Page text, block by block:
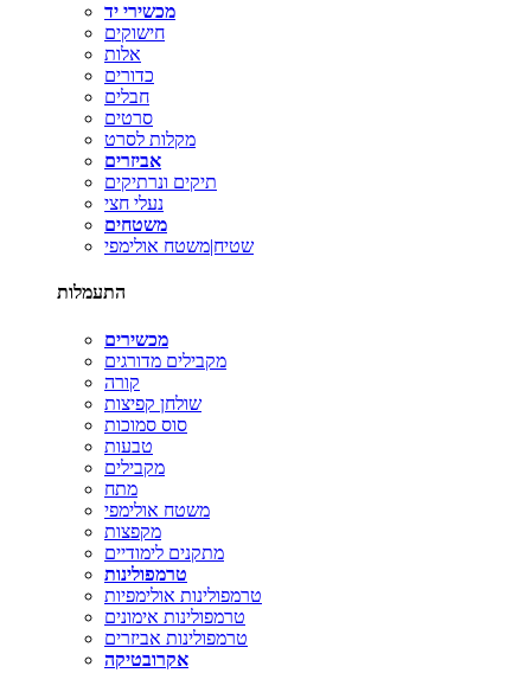
מכשירי יד
חישוקים
אלות
כדורים
חבלים
סרטים
מקלות לסרט
אביזרים
תיקים ונרתיקים
נעלי חצי
משטחים
שטיח|משטח אולימפי
התעמלות
מכשירים
מקבילים מדורגים
קורה
שולחן קפיצות
סוס סמוכות
טבעות
מקבילים
מתח
משטח אולימפי
מקפצות
מתקנים לימודיים
טרמפולינות
טרמפולינות אולימפיות
טרמפולינות אימונים
טרמפולינות אביזרים
אקרובטיקה